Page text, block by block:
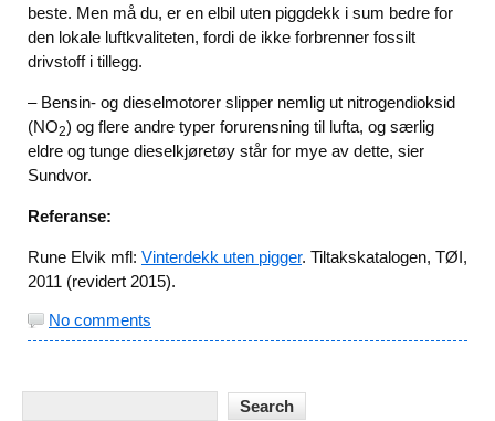
beste. Men må du, er en elbil uten piggdekk i sum bedre for
den lokale luftkvaliteten, fordi de ikke forbrenner fossilt
drivstoff i tillegg.
– Bensin- og dieselmotorer slipper nemlig ut nitrogendioksid
(NO2) og flere andre typer forurensning til lufta, og særlig
eldre og tunge dieselkjøretøy står for mye av dette, sier
Sundvor.
Referanse:
Rune Elvik mfl: Vinterdekk uten pigger. Tiltakskatalogen, TØI,
2011 (revidert 2015).
No comments